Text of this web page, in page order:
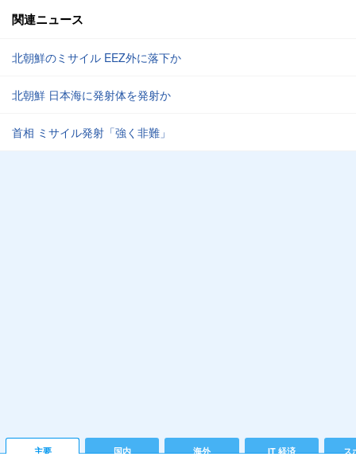
関連ニュース
北朝鮮のミサイル EEZ外に落下か
北朝鮮 日本海に発射体を発射か
首相 ミサイル発射「強く非難」
主要 国内 海外 IT 経済 ス